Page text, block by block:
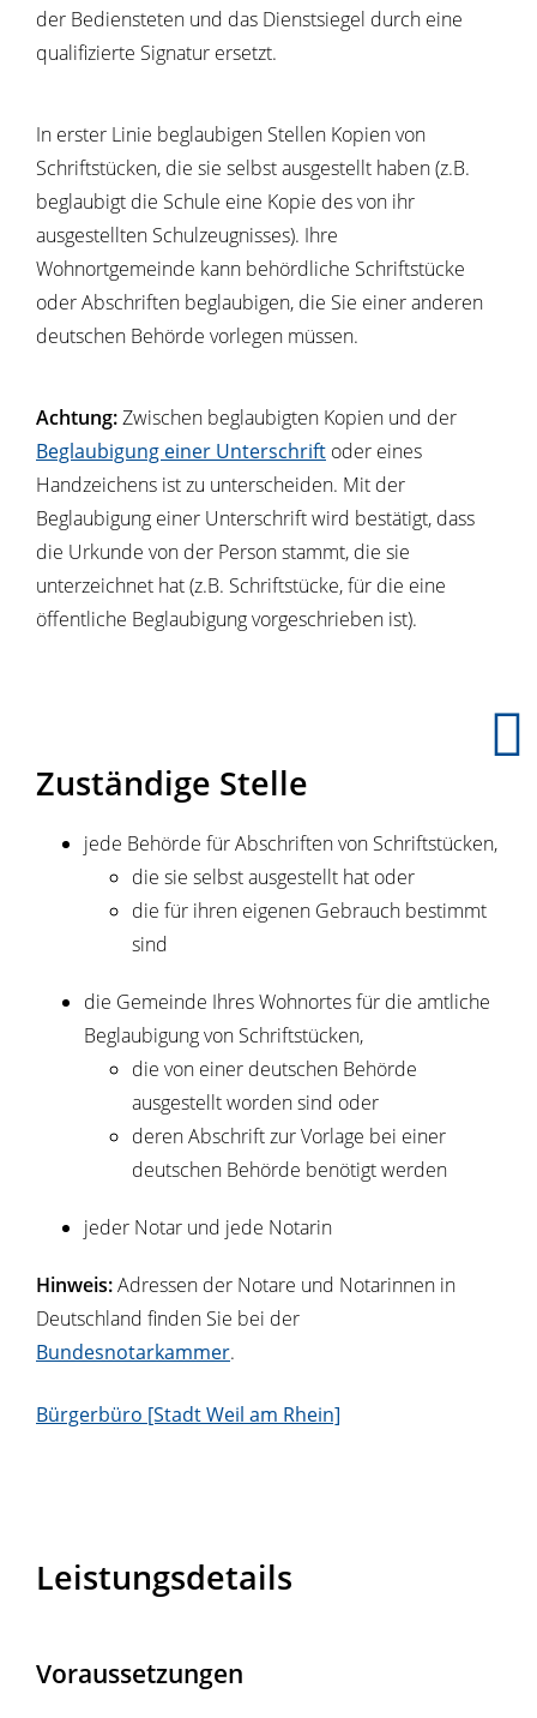
der Bediensteten und das Dienstsiegel durch eine
qualifizierte Signatur ersetzt.
In erster Linie beglaubigen Stellen Kopien von
Schriftstücken, die sie selbst ausgestellt haben(z.B.
beglaubigt die Schule eine Kopie des von ihr
ausgestellten Schulzeugnisses). Ihre
Wohnortgemeinde kann behördliche Schriftstücke
oder Abschriften beglaubigen, die Sie einer anderen
deutschen Behörde vorlegen müssen.
Achtung:Zwischen beglaubigten Kopien und der
Beglaubigung einer Unterschrift oder eines
Handzeichens ist zu unterscheiden. Mit der
Beglaubigung einer Unterschrift wird bestätigt, dass
die Urkunde von der Person stammt, die sie
unterzeichnet hat (z.B. Schriftstücke, für die eine
öffentliche Beglaubigung vorgeschrieben ist).
Zuständige Stelle
jede Behörde für Abschriften von Schriftstücken,
die sie selbst ausgestellt hat oder
die für ihren eigenen Gebrauch bestimmt
sind
die Gemeinde Ihres Wohnortes für die amtliche
Beglaubigung von Schriftstücken,
die von einer deutschen Behörde
ausgestellt worden sind oder
deren Abschrift zur Vorlage bei einer
deutschen Behörde benötigt werden
jeder Notar und jede Notarin
Hinweis:Adressen der Notare und Notarinnen in
Deutschland finden Sie bei der
Bundesnotarkammer.
Bürgerbüro [Stadt Weil am Rhein]
Leistungsdetails
Voraussetzungen